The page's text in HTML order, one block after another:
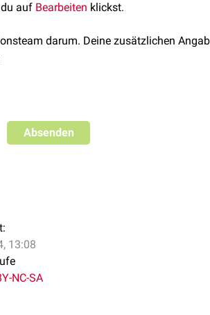
Enzymen.
mit Hilfe vonAktinfilamenten.
auf Bearbeiten klickst.
darum. Deine zusätzlichen
Absenden
13:08
NC-SA